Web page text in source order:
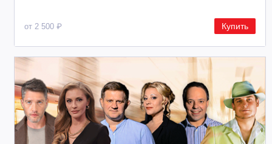
от 2 500 ₽ Купить